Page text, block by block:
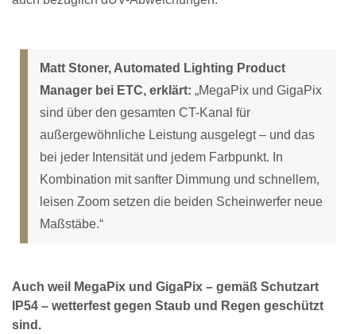
Matt Stoner, Automated Lighting Product
Manager bei ETC, erklärt: „MegaPix und GigaPix
sind über den gesamten CT-Kanal für
außergewöhnliche Leistung ausgelegt – und das
bei jeder Intensität und jedem Farbpunkt. In
Kombination mit sanfter Dimmung und schnellem,
leisen Zoom setzen die beiden Scheinwerfer neue
Maßstäbe.“
Auch weil MegaPix und GigaPix – gemäß Schutzart
IP54 – wetterfest gegen Staub und Regen geschützt
sind.